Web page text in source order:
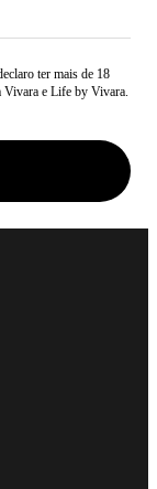
ter mais de 18
Vivara e Life by Vivara.